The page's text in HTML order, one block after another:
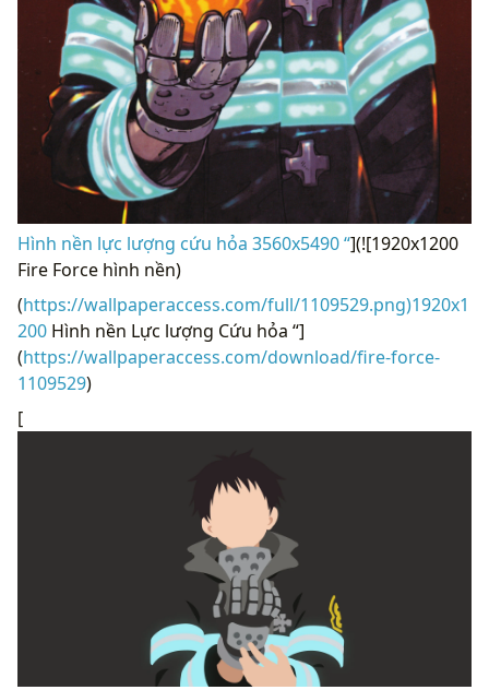
Hình nền lực lượng cứu hỏa 3560x5490 “](![1920x1200
Fire Force hình nền)
(https://wallpaperaccess.com/full/1109529.png)1920x1
200 Hình nền Lực lượng Cứu hỏa “]
(https://wallpaperaccess.com/download/fire-force-
1109529)
[